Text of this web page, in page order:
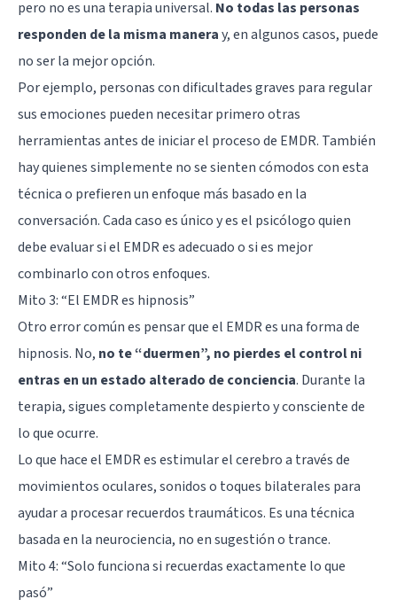
pero no es una terapia universal. No todas las personas
responden de la misma maneray, en algunos casos, puede
no ser la mejor opción.
Por ejemplo, personas con dificultades graves para regular
sus emociones pueden necesitar primero otras
herramientas antes de iniciar el proceso de EMDR. También
hay quienes simplemente no se sienten cómodos con esta
técnica o prefieren un enfoque más basado en la
conversación. Cada caso es único y es el psicólogo quien
debe evaluar si el EMDR es adecuado o si es mejor
combinarlo con otros enfoques.
Mito 3: “El EMDR es hipnosis”
Otro error común es pensar que el EMDR es una forma de
hipnosis. No, no te “duermen”, no pierdes el control ni
entras en un estado alterado de conciencia. Durante la
terapia, sigues completamente despierto y consciente de
lo que ocurre.
Lo que hace el EMDR es estimular el cerebro a través de
movimientos oculares, sonidos o toques bilaterales para
ayudar a procesar recuerdos traumáticos. Es una técnica
basada en la neurociencia, no en sugestión o trance.
Mito 4: “Solo funciona si recuerdas exactamente lo que
pasó”